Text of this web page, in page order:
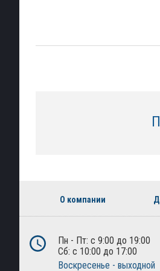
О компании
Пн - Пт: с 9:00 до 19:00
Сб: с 10:00 до 17:00
Воскресенье - выходной